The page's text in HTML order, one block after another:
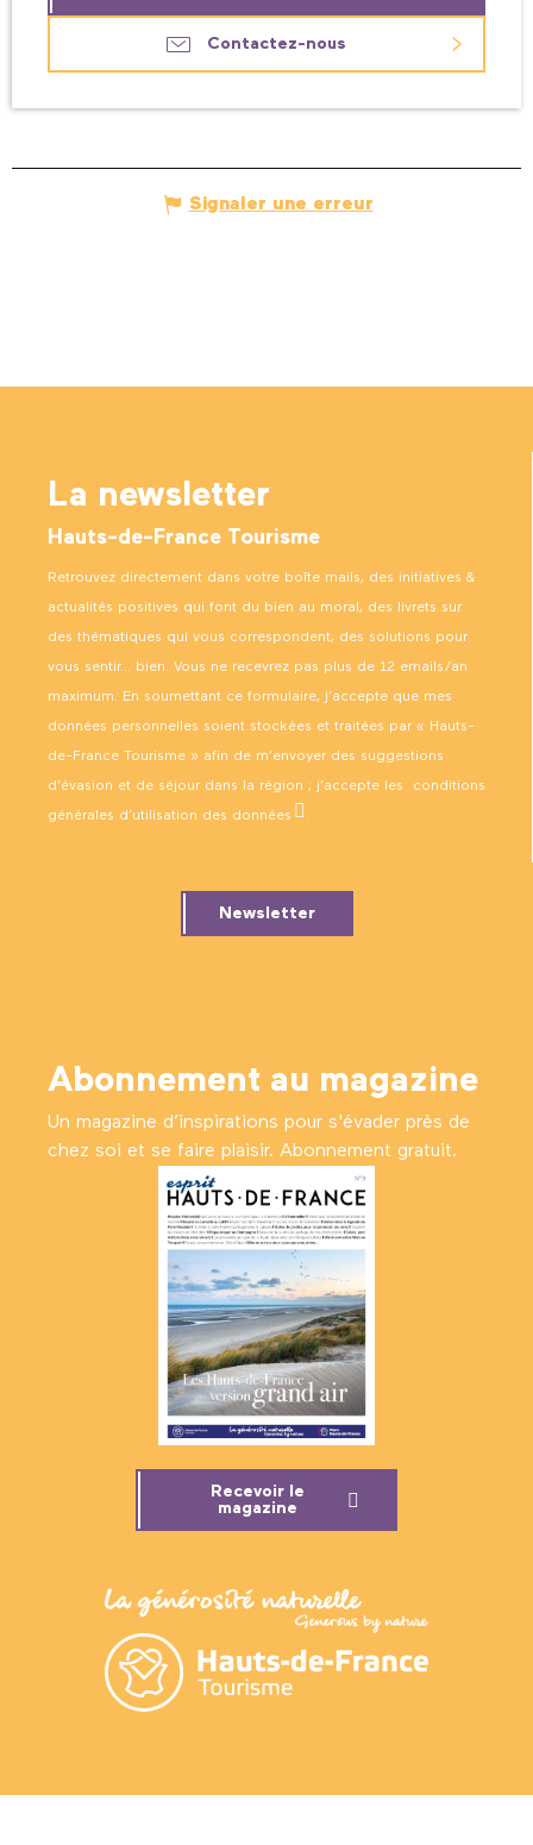
Contactez-nous
Signaler une erreur
La newsletter
Hauts-de-France Tourisme
Retrouvez directement dans votre boîte mails, des initiatives &
actualités positives qui font du bien au moral, des livrets sur
des thématiques qui vous correspondent, des solutions pour
vous sentir… bien. Vous ne recevrez pas plus de 12 emails/an
maximum. En soumettant ce formulaire, j’accepte que mes
données personnelles soient stockées et traitées par « Hauts-
de-France Tourisme » afin de m’envoyer des suggestions
d’évasion et de séjour dans la région ; j’accepte les conditions
générales d’utilisation des données .
Newsletter
Abonnement au magazine
Un magazine d’inspirations pour s'évader près de
chez soi et se faire plaisir. Abonnement gratuit.
Recevoir le
magazine